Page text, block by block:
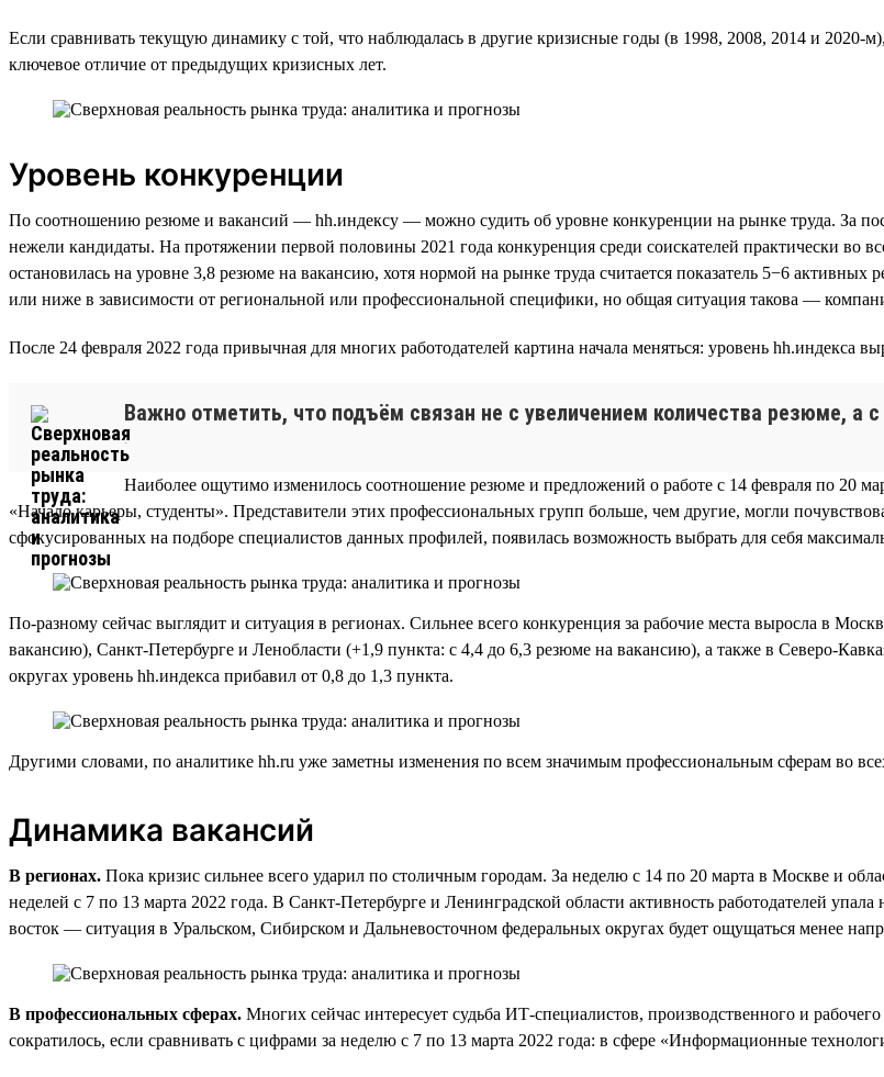
Если сравнивать текущую динамику с той, что наблюдалась в другие кризисные годы (в 1998, 2008, 2014 и 2020-
ключевое отличие от предыдущих кризисных лет.
Уровень конкуренции
По соотношению резюме и вакансий — hh.индексу — можно судить об уровне конкуренции на рынке труда. За
нежели кандидаты. На протяжении первой половины 2021 года конкуренция среди соискателей практически во
остановилась на уровне 3,8 резюме на вакансию, хотя нормой на рынке труда считается показатель 5−6
или ниже в зависимости от региональной или профессиональной специфики, но общая ситуация такова —
После 24 февраля 2022 года привычная для многих работодателей картина начала меняться: уровень hh.индекса
Важно отметить, что подъём связан не с увеличением количества резюме, а
.
Наиболее ощутимо изменилось соотношение резюме и предложений о работе с 14 февраля по 20
«Начало карьеры, студенты». Представители этих профессиональных групп больше, чем другие, могли
сфокусированных на подборе специалистов данных профилей, появилась возможность выбрать для себя
По-разному сейчас выглядит и ситуация в регионах. Сильнее всего конкуренция за рабочие места выросла в
вакансию), Санкт-Петербурге и Ленобласти (+1,9 пункта: с 4,4 до 6,3 резюме на вакансию), а также в Северо-
округах уровень hh.индекса прибавил от 0,8 до 1,3 пункта.
Другими словами, по аналитике hh.ru уже заметны изменения по всем значимым профессиональным сферам во
Динамика вакансий
В регионах. Пока кризис сильнее всего ударил по столичным городам. За неделю с 14 по 20 марта в Москве и
неделей с 7 по 13 марта 2022 года. В Санкт-Петербурге и Ленинградской области активность работодателей
восток — ситуация в Уральском, Сибирском и Дальневосточном федеральных округах будет ощущаться менее
В профессиональных сферах. Многих сейчас интересует судьба ИТ-специалистов, производственного и
сократилось, если сравнивать с цифрами за неделю с 7 по 13 марта 2022 года: в сфере «Информационные